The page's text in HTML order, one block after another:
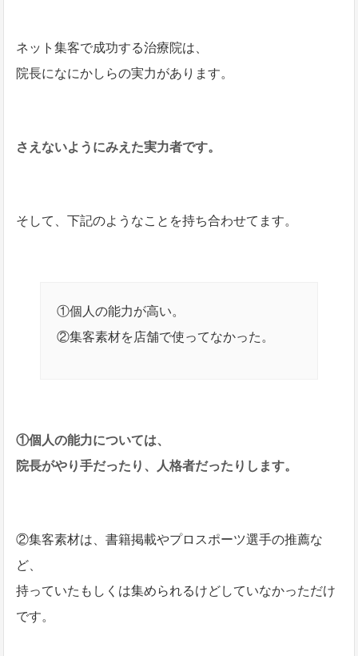
ネット集客で成功する治療院は、
院長になにかしらの実力があります。
さえないようにみえた実力者です。
そして、下記のようなことを持ち合わせてます。
①個人の能力が高い。
②集客素材を店舗で使ってなかった。
①個人の能力については、
院長がやり手だったり、人格者だったりします。
②集客素材は、書籍掲載やプロスポーツ選手の推薦な
ど、
持っていたもしくは集められるけどしていなかっただけ
です。